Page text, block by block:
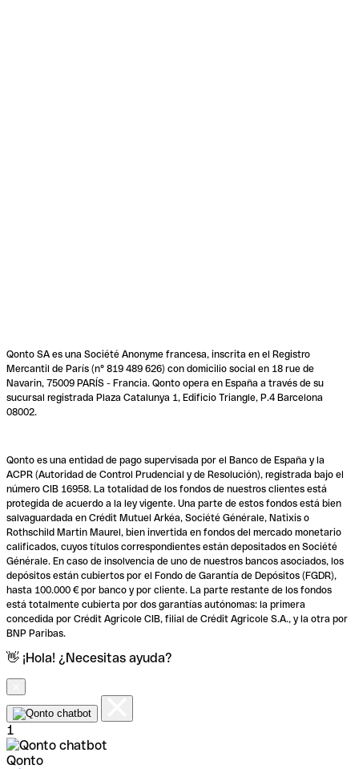
Qonto SA es una Société Anonyme francesa, inscrita en el Registro
Mercantil de París (n° 819 489 626) con domicilio social en 18 rue de
Navarin, 75009 PARÍS - Francia. Qonto opera en España a través de su
sucursal registrada Plaza Catalunya 1, Edificio Triangle, P.4 Barcelona
08002.
Qonto es una entidad de pago supervisada por el Banco de España y la
ACPR (Autoridad de Control Prudencial y de Resolución), registrada bajo el
número CIB 16958. La totalidad de los fondos de nuestros clientes está
protegida de acuerdo a la ley vigente. Una parte de estos fondos está bien
salvaguardada en Crédit Mutuel Arkéa, Société Générale, Natixis o
Rothschild Martin Maurel, bien invertida en fondos del mercado monetario
calificados, cuyos títulos correspondientes están depositados en Société
Générale. En caso de insolvencia de uno de nuestros bancos asociados, los
depósitos están cubiertos por el Fondo de Garantía de Depósitos (FGDR),
hasta 100.000 € por banco y por cliente. La parte restante de los fondos
está totalmente cubierta por dos garantías autónomas: la primera
concedida por Crédit Agricole CIB, filial de Crédit Agricole S.A., y la otra por
BNP Paribas.
👋 ¡Hola! ¿Necesitas ayuda?
1
Qonto